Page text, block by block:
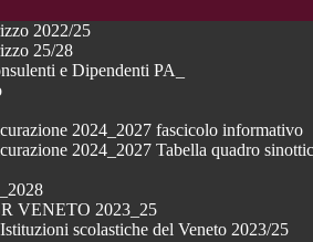
2022/25
25/28
e Dipendenti PA_
2024_2027 fascicolo informativo
2024_2027 Tabella quadro
VENETO 2023_25
scolastiche del Veneto 2023/25